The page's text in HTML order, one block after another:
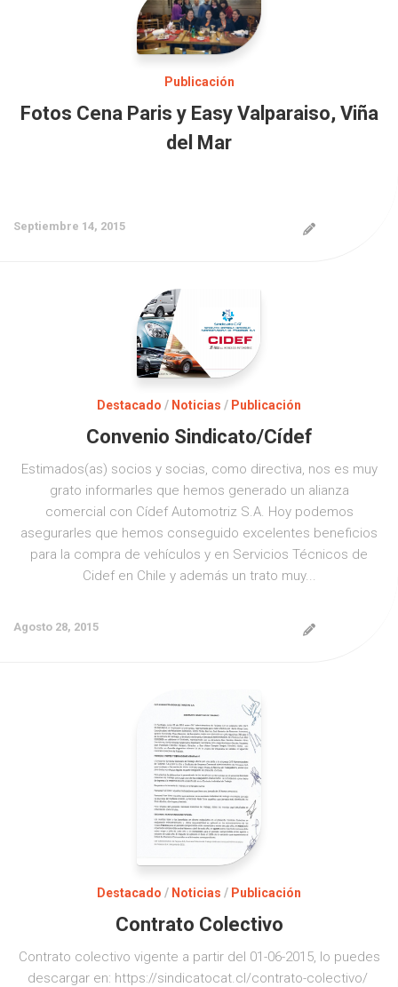
Publicación
Fotos Cena Paris y Easy Valparaiso, Viña
del Mar
Septiembre 14, 2015
Destacado / Noticias / Publicación
Convenio Sindicato/Cídef
Estimados(as) socios y socias, como directiva, nos es muy
grato informarles que hemos generado un alianza
comercial con Cídef Automotriz S.A. Hoy podemos
asegurarles que hemos conseguido excelentes beneficios
para la compra de vehículos y en Servicios Técnicos de
Cidef en Chile y además un trato muy...
Agosto 28, 2015
Destacado / Noticias / Publicación
Contrato Colectivo
Contrato colectivo vigente a partir del 01-06-2015, lo puedes
descargar en: https://sindicatocat.cl/contrato-colectivo/